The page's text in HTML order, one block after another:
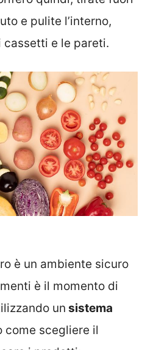
e pulite l’interno,
cassetti e le pareti.
è un ambiente sicuro
è il momento di
un sistema
come scegliere il